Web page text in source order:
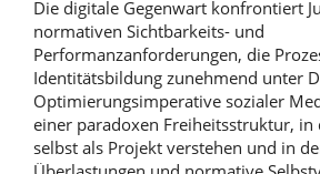
Die digitale Gegenwart konfrontiert
normativen Sichtbarkeits- und
Performanzanforderungen, die
Identitätsbildung zunehmend unter
Optimierungsimperative sozialer
einer paradoxen Freiheitsstruktur, in
selbst als Projekt verstehen und in